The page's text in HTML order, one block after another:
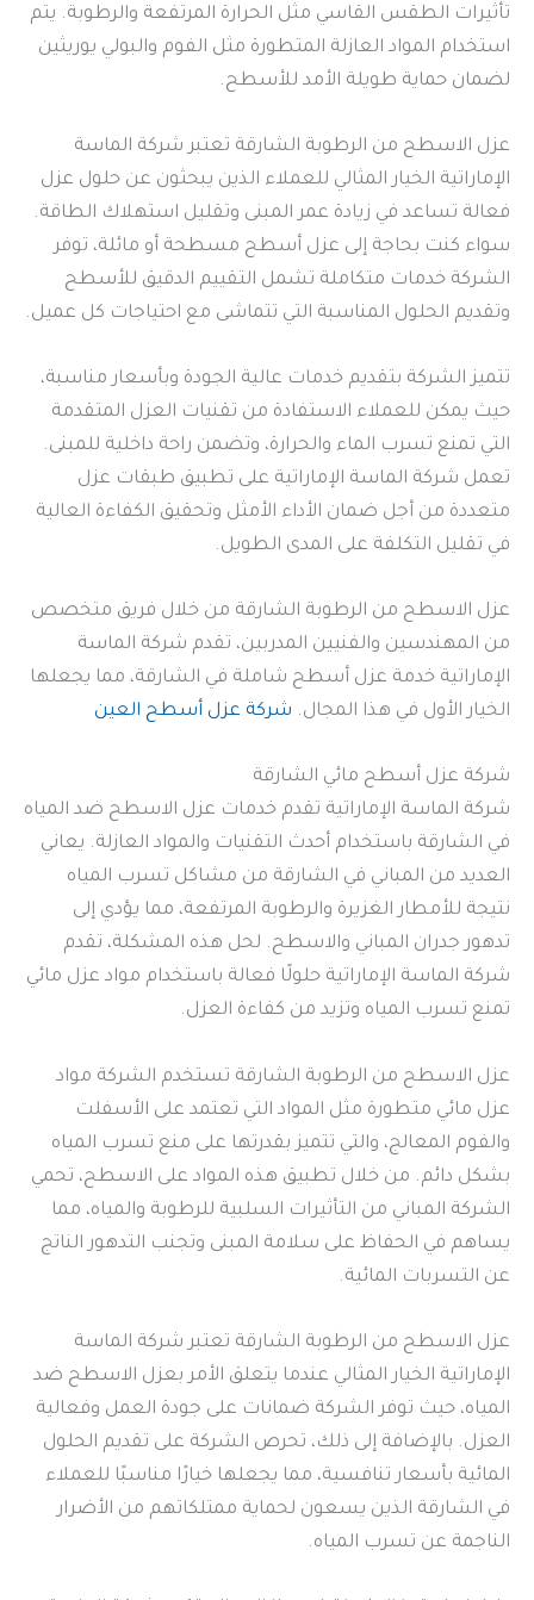
تأثيرات الطقس القاسي مثل الحرارة المرتفعة والرطوبة. يتم
استخدام المواد العازلة المتطورة مثل الفوم والبولي يوريثين
لضمان حماية طويلة الأمد للأسطح.
عزل الاسطح من الرطوبة الشارقة تعتبر شركة الماسة
الإماراتية الخيار المثالي للعملاء الذين يبحثون عن حلول عزل
فعالة تساعد في زيادة عمر المبنى وتقليل استهلاك الطاقة.
سواء كنت بحاجة إلى عزل أسطح مسطحة أو مائلة، توفر
الشركة خدمات متكاملة تشمل التقييم الدقيق للأسطح
وتقديم الحلول المناسبة التي تتماشى مع احتياجات كل عميل.
تتميز الشركة بتقديم خدمات عالية الجودة وبأسعار مناسبة،
حيث يمكن للعملاء الاستفادة من تقنيات العزل المتقدمة
التي تمنع تسرب الماء والحرارة، وتضمن راحة داخلية للمبنى.
تعمل شركة الماسة الإماراتية على تطبيق طبقات عزل
متعددة من أجل ضمان الأداء الأمثل وتحقيق الكفاءة العالية
في تقليل التكلفة على المدى الطويل.
عزل الاسطح من الرطوبة الشارقة من خلال فريق متخصص
من المهندسين والفنيين المدربين، تقدم شركة الماسة
الإماراتية خدمة عزل أسطح شاملة في الشارقة، مما يجعلها
الخيار الأول في هذا المجال. شركة عزل أسطح العين
شركة عزل أسطح مائي الشارقة
شركة الماسة الإماراتية تقدم خدمات عزل الاسطح ضد المياه
في الشارقة باستخدام أحدث التقنيات والمواد العازلة. يعاني
العديد من المباني في الشارقة من مشاكل تسرب المياه
نتيجة للأمطار الغزيرة والرطوبة المرتفعة، مما يؤدي إلى
تدهور جدران المباني والاسطح. لحل هذه المشكلة، تقدم
شركة الماسة الإماراتية حلولًا فعالة باستخدام مواد عزل مائي
تمنع تسرب المياه وتزيد من كفاءة العزل.
عزل الاسطح من الرطوبة الشارقة تستخدم الشركة مواد
عزل مائي متطورة مثل المواد التي تعتمد على الأسفلت
والفوم المعالج، والتي تتميز بقدرتها على منع تسرب المياه
بشكل دائم. من خلال تطبيق هذه المواد على الاسطح، تحمي
الشركة المباني من التأثيرات السلبية للرطوبة والمياه، مما
يساهم في الحفاظ على سلامة المبنى وتجنب التدهور الناتج
عن التسربات المائية.
عزل الاسطح من الرطوبة الشارقة تعتبر شركة الماسة
الإماراتية الخيار المثالي عندما يتعلق الأمر بعزل الاسطح ضد
المياه، حيث توفر الشركة ضمانات على جودة العمل وفعالية
العزل. بالإضافة إلى ذلك، تحرص الشركة على تقديم الحلول
المائية بأسعار تنافسية، مما يجعلها خيارًا مناسبًا للعملاء
في الشارقة الذين يسعون لحماية ممتلكاتهم من الأضرار
الناجمة عن تسرب المياه.